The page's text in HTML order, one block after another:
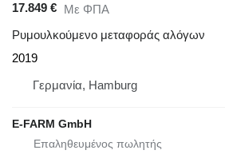
17.849 € Με ΦΠΑ
Ρυμουλκούμενο μεταφοράς αλόγων
2019
Γερμανία, Hamburg
E-FARM GmbH